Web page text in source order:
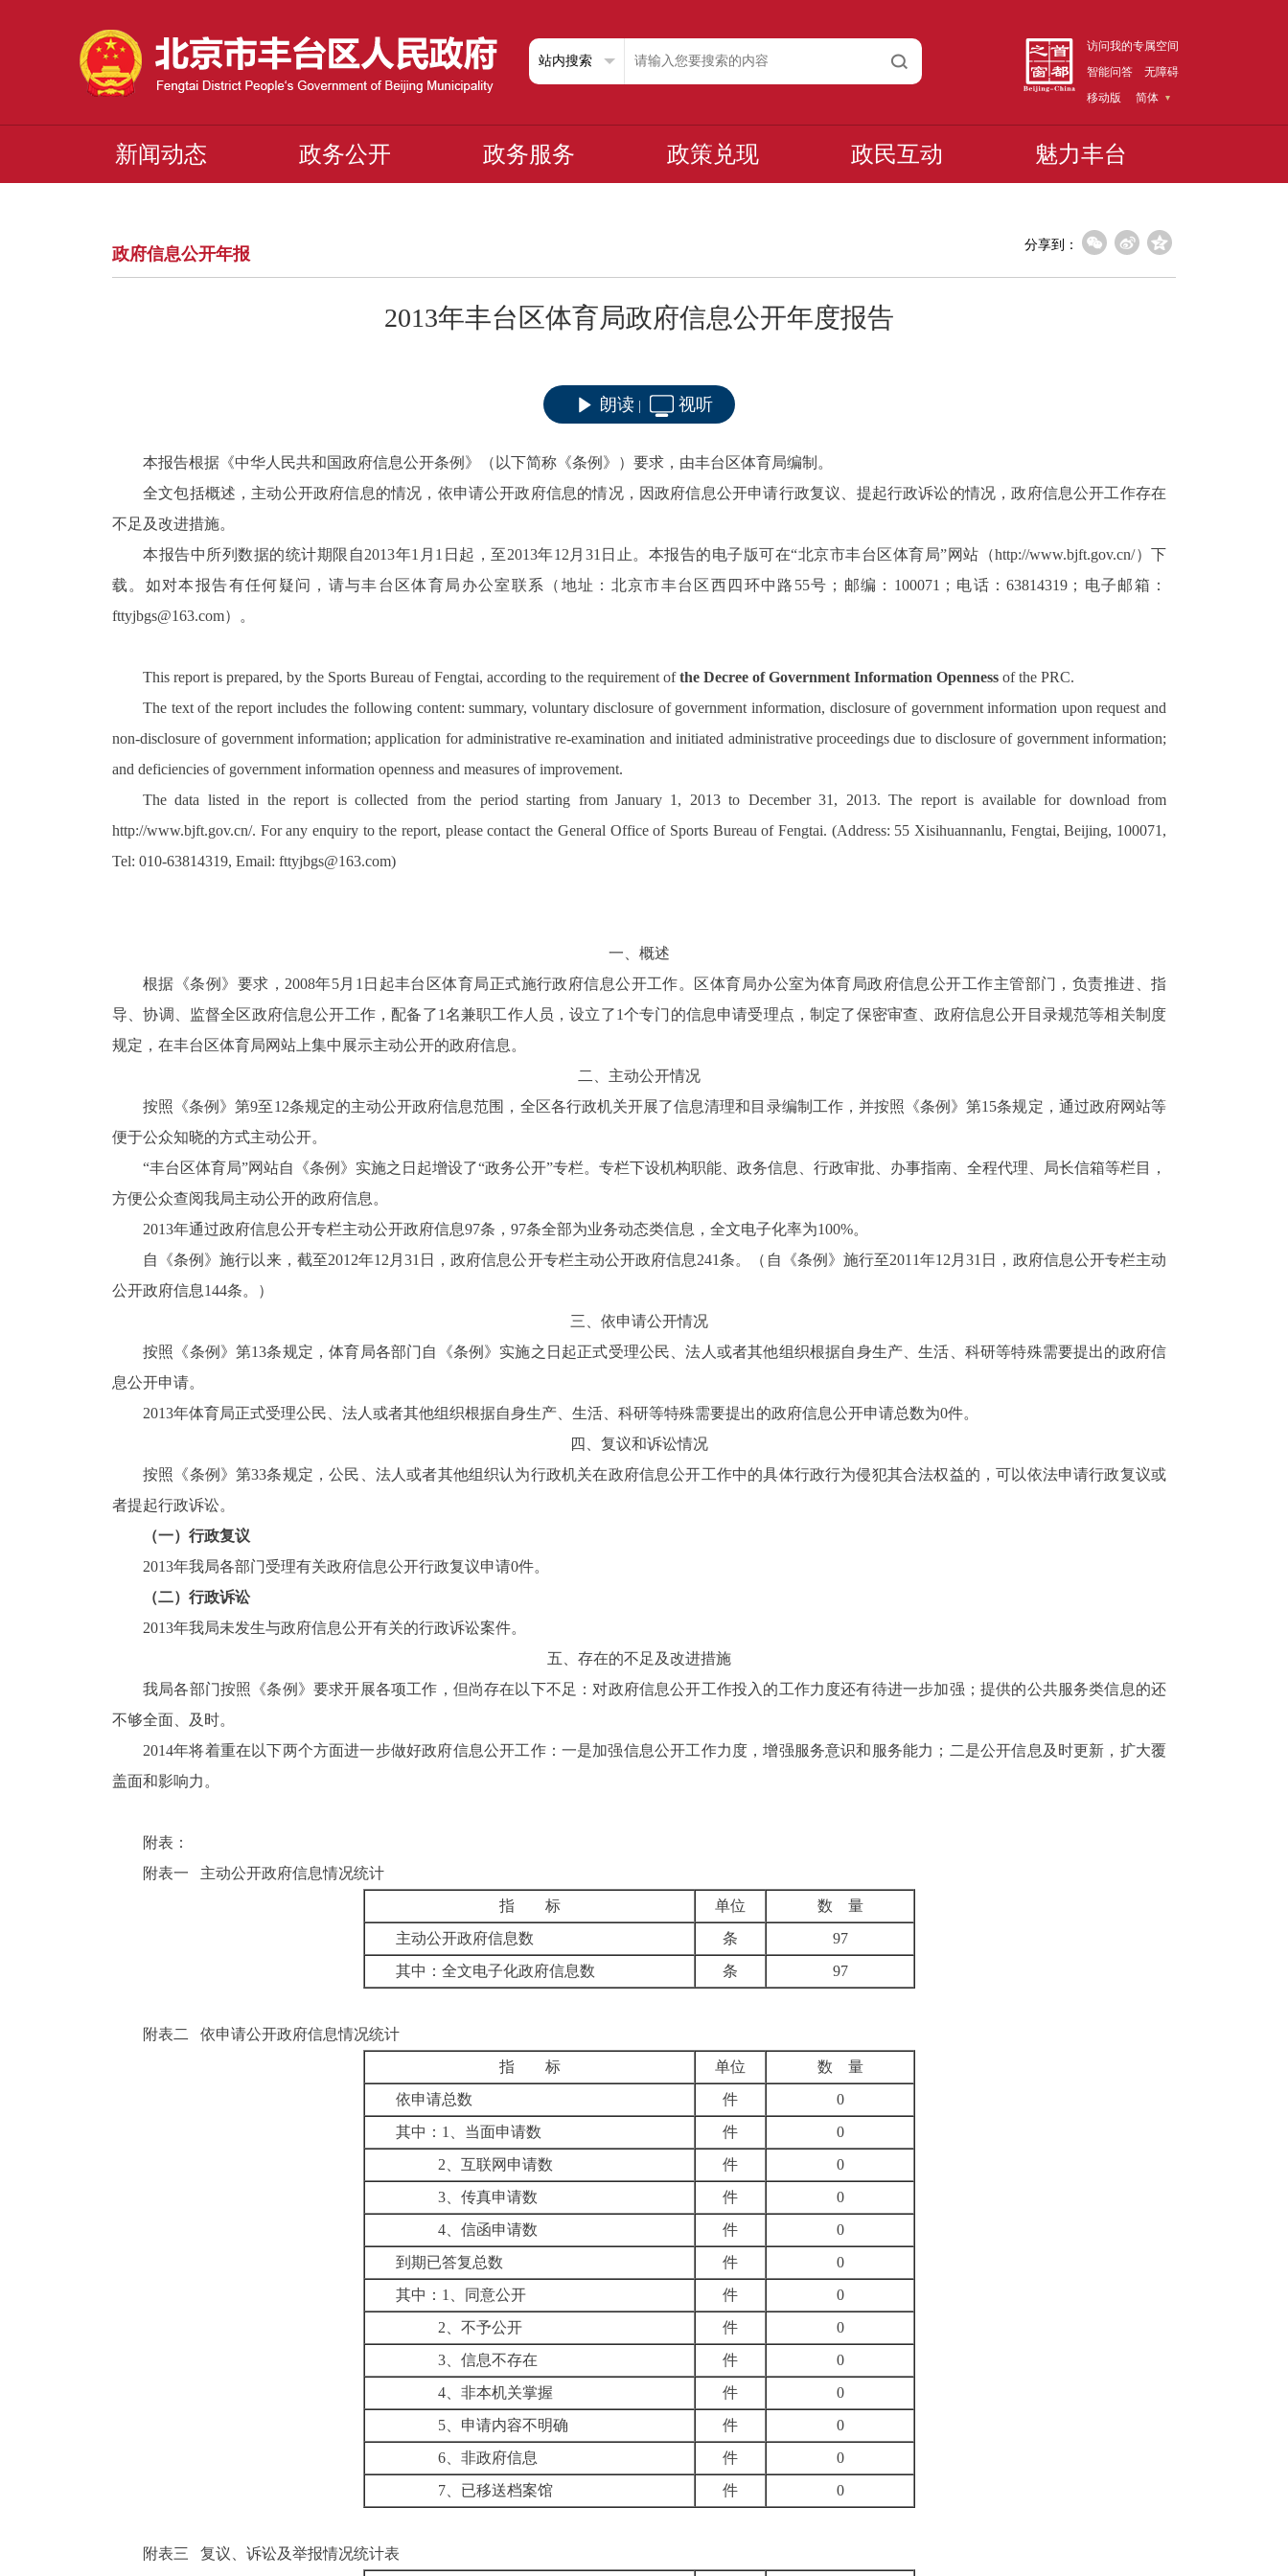
访问我的专属空间
智能问答
无障碍
移动版
简体
新闻动态 政务公开 政务服务 政策兑现 政民互动 魅力丰台
政府信息公开年报 分享到：
2013年丰台区体育局政府信息公开年度报告
朗读 视听
本报告根据《中华人民共和国政府信息公开条例》 （ 以下简称《条例》）要求 ，由丰台区体育局编制。
全文包括概述，主动公开政府信息的情况，依申请公开政府信息的情况， 因政府信息公开申请行政复议、提起行政诉讼的情况，政府信息公开工作存在
不足及改进措施。
本报告中所列数据的统计期限自2013年1 月 1 日起，至2013年12 月 31 日止。本报告的电子版可在“北京市丰台区体育局”网站（http://www.bjft.gov.cn/）下
载。如对本报告有任何疑问，请与丰台区体育局办公室联系（地址：北京市丰台区西四环中路 55号；邮编： 100071 ；电话：63814319 ；电子邮箱：
fttyjbgs@163.com）。
This report is prepared, by the Sports Bureau of Fengtai, according to the requirement ofthe Decree of Government Information Openness of the PRC.
The text of the report includes the following content: summary, voluntary disclosure of government information, disclosure of government information upon request and
non-disclosure of government information; application for administrative re-examination and initiated administrative proceedings due to disclosure of government information;
and deficiencies of government information openness and measures of improvement.
The data listed in the report is collected from the period starting from January 1, 2013 to December 31, 2013. The report is available for download from
http://www.bjft.gov.cn/. For any enquiry to the report, please contact the General Office of Sports Bureau of Fengtai. (Address: 55 Xisihuannanlu, Fengtai, Beijing, 100071,
Tel: 010-63814319, Email: fttyjbgs@163.com)
一、概述
根据《条例》要求， 2008年5月 1 日起丰台区体育局正式施行政府信息公开工作。 区体育局办公室为体育局政府信息公开工作主管部门，负责推进、指
导、协调、监督全区政府信息公开工作， 配备了1名兼职工作人员，设立了1个专门的信息申请受理点，制定了保密审查、政府信息公开目录规范等相关制度
规定，在丰台区体育局网站上集中展示主动公开的政府信息 。
二、主动公开情况
按照《条例》第9至12条规定的主动公开政府信息范围，全区各行政机关开展了信息清理和目录编制工作，并按照《条例》第15条规定，通过政府网站等
便于公众知晓的方式主动公开。
“丰台区体育局”网站自《条例》实施之日起增设了“政务公开”专栏。专栏下设机构职能、政务信息、行政审批、办事指南、全程代理、局长信箱等栏目，
方便公众查阅我局主动公开的政府信息。
2013年通过政府信息公开专栏主动公开政府信息97条， 97条全部为业务动态类信息，全文电子化率为100%。
自《条例》施行以来，截至2012年12 月31 日，政府信息公开专栏主动公开政府信息241条。（自《条例》施行至2011年12 月31 日，政府信息公开专栏主动
公开政府信息144条。）
三、依申请公开情况
按照《条例》第13条规定，体育局各部门自《条例》实施之日起正式受理公民、法人或者其他组织根据自身生产、生活、科研等特殊需要提出的政府信
息公开申请。
2013年体育局正式受理公民、法人或者其他组织根据自身生产、生活、科研等特殊需要提出的政府信息公开申请总数为0件。
四、复议和诉讼情况
按照《条例》第33条规定，公民、法人或者其他组织认为行政机关在政府信息公开工作中的具体行政行为侵犯其合法权益的，可以依法申请行政复议或
者提起行政诉讼。
（一）行政复议
2013年我局各部门受理有关政府信息公开行政复议申请0件。
（二）行政诉讼
2013年我局未发生与政府信息公开有关的行政诉讼案件。
五、存在的不足及改进措施
我局各部门按照《条例》要求开展各项工作，但尚存在以下不足：对政府信息公开工作投入的工作力度还有待进一步加强；提供的公共服务类信息的还
不够全面、及时。
2014年将着重在以下两个方面进一步做好政府信息公开工作： 一是加强信息公开工作力度，增强服务意识和服务能力；二是公开信息及时更新，扩大覆
盖面和影响力。
附表：
附表一
主动公开政府信息情况统计
指 标
单位
数 量
主动公开政府信息数
条
97
其中：全文电子化政府信息数
条 97
附表二
依申请公开政府信息情况统计
指 标
单位
数 量
依申请总数
件
0
其中： 1 、当面申请数 件
0
2 、互联网申请数 件
0
3 、传真申请数 件
0
4 、信函申请数 件
0
到期已答复总数
件
0
其中： 1 同意公开 件
0
2 、不予公开 件
0
3 、信息不存在 件
0
4 、非本机关掌握 件
0
5 、申请内容不明确 件
0
6 、非政府信息 件
0
7 、已移送档案馆 件 0
附表三
复议、诉讼及举报情况统计表